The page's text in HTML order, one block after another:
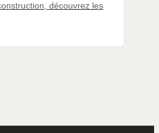
découvrez les